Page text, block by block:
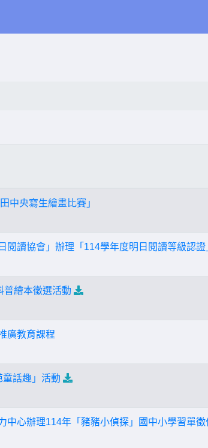
中央寫生繪畫比賽」
閱讀協會」辦理「114學年度明日閱讀等級認證
普繪本徵選活動
廣教育課程
話趣」活動
中心辦理114年「豬豬小偵探」國中小學習單徵